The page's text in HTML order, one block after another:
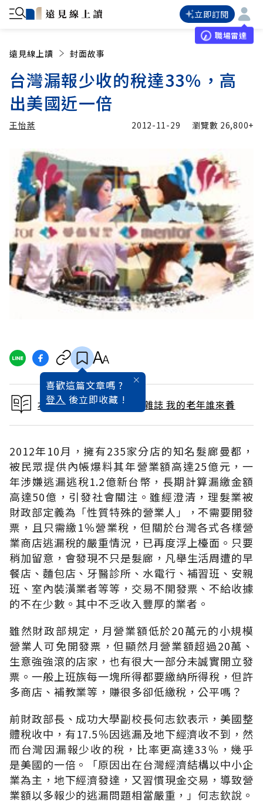
立即訂閱
職場雷達
遠見線上讀 封面故事
台灣漏報少收的稅達33％，高
出美國近一倍
王怡棻
王怡棻
2012-11-29 瀏覽數 26,800+
喜歡這篇文章嗎 ?
登入 後立即收藏 !
本文出自 2012 / 12月號雜誌 我的老年誰來養
2012年10月，擁有235家分店的知名髮廊曼都，
被民眾提供內帳爆料其年營業額高達25億元，一
年涉嫌逃漏逃稅1.2億新台幣，長期計算漏繳金額
高達50億，引發社會關注。雖經澄清，理髮業被
財政部定義為「性質特殊的營業人」，不需要開發
票，且只需繳1％營業稅，但關於台灣各式各樣營
業商店逃漏稅的嚴重情況，已再度浮上檯面。只要
稍加留意，會發現不只是髮廊，凡舉生活周遭的早
餐店、麵包店、牙醫診所、水電行、補習班、安親
班、室內裝潢業者等等，交易不開發票、不給收據
的不在少數。其中不乏收入豐厚的業者。
雖然財政部規定，月營業額低於20萬元的小規模
營業人可免開發票，但顯然月營業額超過20萬、
生意強強滾的店家，也有很大一部分未誠實開立發
票。一般上班族每一塊所得都要繳納所得稅，但許
多商店、補教業等，賺很多卻低繳稅，公平嗎？
前財政部長、成功大學副校長何志欽表示，美國整
體稅收中，有17.5％因逃漏及地下經濟收不到，然
而台灣因漏報少收的稅，比率更高達33％，幾乎
是美國的一倍。「原因出在台灣經濟結構以中小企
業為主，地下經濟發達，又習慣現金交易，導致營
業額以多報少的逃漏問題相當嚴重，」何志欽說。